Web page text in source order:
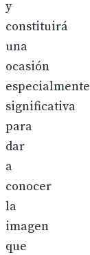
y
constituirá
una
ocasión
especialmente
significativa
para
dar
a
conocer
la
imagen
que